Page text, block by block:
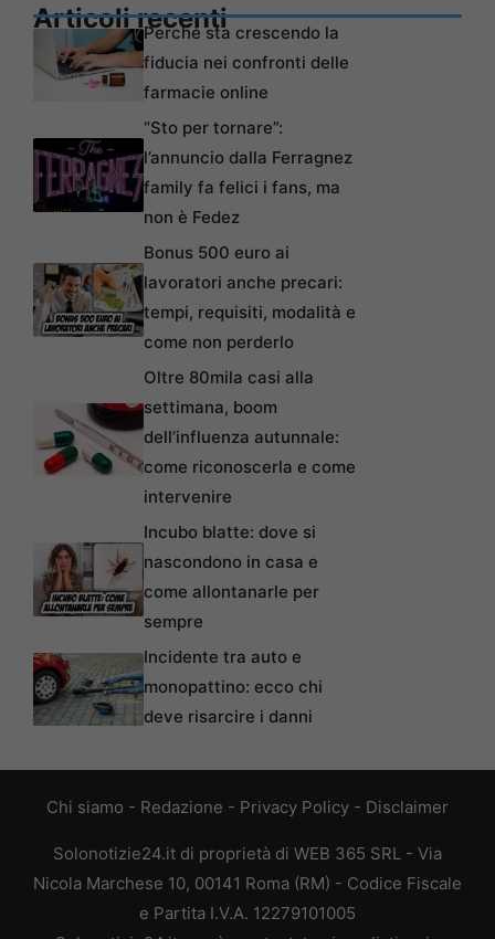
Articoli recentiPerché sta crescendo la
fiducia nei confronti delle
farmacie online
“Sto per tornare”:
l’annuncio dalla Ferragnez
family fa felici i fans, ma
non è Fedez
Bonus 500 euro ai
lavoratori anche precari:
tempi, requisiti, modalità e
come non perderlo
Oltre 80mila casi alla
settimana, boom
dell’influenza autunnale:
come riconoscerla e come
intervenire
Incubo blatte: dove si
nascondono in casa e
come allontanarle per
sempre
Incidente tra auto e
monopattino: ecco chi
deve risarcire i danni
Chi siamo - Redazione - Privacy Policy - Disclaimer
Solonotizie24.it di proprietà di WEB 365 SRL - Via
Nicola Marchese 10, 00141 Roma (RM) - Codice Fiscale
e Partita I.V.A. 12279101005